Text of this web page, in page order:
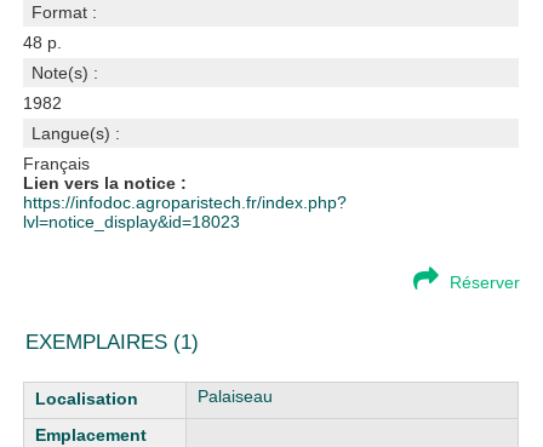
Format :
48 p.
Note(s) :
1982
Langue(s) :
Français
Lien vers la notice :
https://infodoc.agroparistech.fr/index.php?
lvl=notice_display&id=18023
Réserver
EXEMPLAIRES (1)
Liste des exemplaires Palaiseau